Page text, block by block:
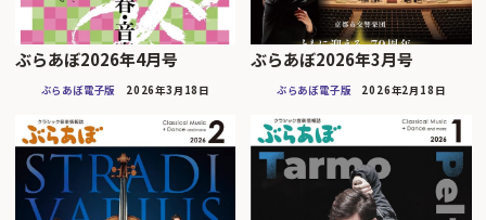
ぶらあぼ2026年4月号
ぶらあぼ電子版 2026年3月18日
ぶらあぼ2026年3月号
ぶらあぼ電子版 2026年2月18日